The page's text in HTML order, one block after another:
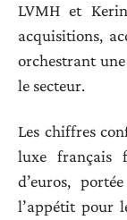
LVMH et
acquisitions,
orchestrant
le secteur.
Les chiffres
luxe français
d’euros,
l’appétit pour